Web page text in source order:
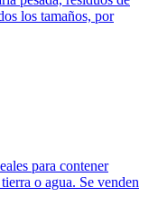
los tamaños, por
para contener
o agua. Se venden